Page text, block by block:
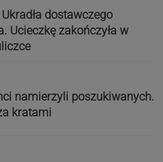
dostawczego
Ucieczkę zakończyła w
namierzyli poszukiwanych.
kratami